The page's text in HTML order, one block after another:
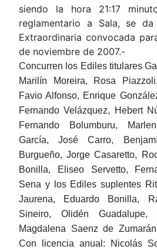
siendo la hora 21:17
reglamentario a Sala, se
Extraordinaria convocada
de noviembre de 2007.-
Concurren los Ediles titulares
Marilín Moreira, Rosa
Favio Alfonso, Enrique
Fernando Velázquez, Hebert
Fernando Bolumburu,
García, José Carro,
Burgueño, Jorge Casaretto,
Bonilla, Eliseo Servetto,
Sena y los Ediles suplentes
Jaurena, Eduardo Bonilla,
Sineiro, Olidén Guadalupe,
Magdalena Saenz de
Con licencia anual: Nicolás